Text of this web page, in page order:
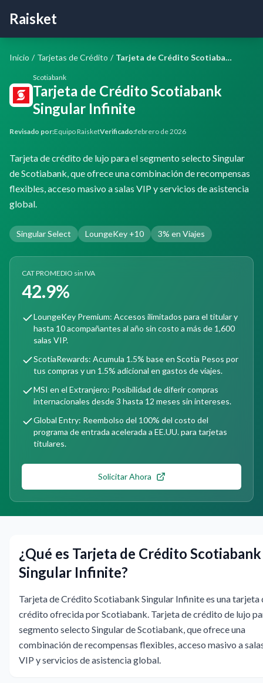
Raisket
Inicio / Tarjetas de Crédito / Tarjeta de Crédito Scotiabank Singular Infinite
Scotiabank
Tarjeta de Crédito Scotiabank
Singular Infinite
Revisado por:Equipo RaisketVerificado:febrero de 2026
Tarjeta de crédito de lujo para el segmento selecto Singular
de Scotiabank, que ofrece una combinación de recompensas
flexibles, acceso masivo a salas VIP y servicios de asistencia
global.
Singular Select LoungeKey +10 3% en Viajes
CAT PROMEDIO sin IVA
42.9%
LoungeKey Premium: Accesos ilimitados para el titular y
hasta 10 acompañantes al año sin costo a más de 1,600
salas VIP.
ScotiaRewards: Acumula 1.5% base en Scotia Pesos por
tus compras y un 1.5% adicional en gastos de viajes.
MSI en el Extranjero: Posibilidad de diferir compras
internacionales desde 3 hasta 12 meses sin intereses.
Global Entry: Reembolso del 100% del costo del
programa de entrada acelerada a EE.UU. para tarjetas
titulares.
Solicitar Ahora
¿Qué es Tarjeta de Crédito Scotiabank
Singular Infinite?
Tarjeta de Crédito Scotiabank Singular Infinite es una tarjeta
crédito ofrecida por Scotiabank. Tarjeta de crédito de lujo
segmento selecto Singular de Scotiabank, que ofrece una
combinación de recompensas flexibles, acceso masivo a
VIP y servicios de asistencia global.